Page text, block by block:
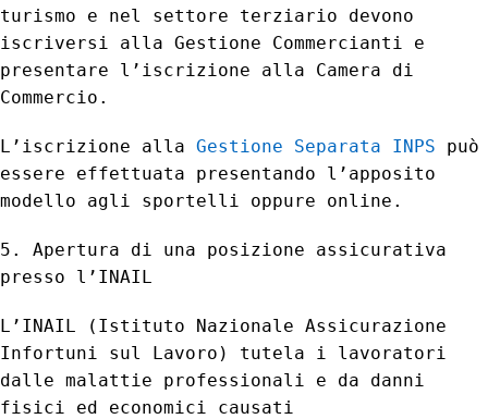
turismo e nel settore terziario devono
iscriversi alla Gestione Commercianti e
presentare l’iscrizione alla Camera di
Commercio.
L’iscrizione alla Gestione Separata INPS può
essere effettuata presentando l’apposito
modello agli sportelli oppure online.
5. Apertura di una posizione assicurativa
presso l’INAIL
L’INAIL (Istituto Nazionale Assicurazione
Infortuni sul Lavoro) tutela i lavoratori
dalle malattie professionali e da danni
fisici ed economici causati